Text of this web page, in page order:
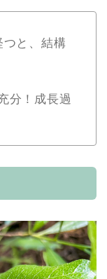
つと、結構
分！成長過